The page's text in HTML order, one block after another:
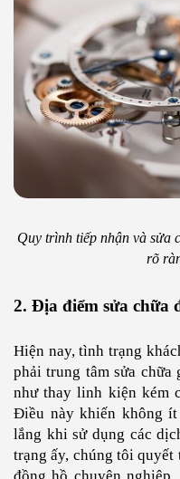
Quy trình tiếp nhận và sửa
rõ
2. Địa điểm sửa chữa
Hiện nay, tình trạng
phải trung tâm sửa chữa
như thay linh kiện kém
Điều này khiến không
lắng khi sử dụng các
trạng ấy, chúng tôi quyết